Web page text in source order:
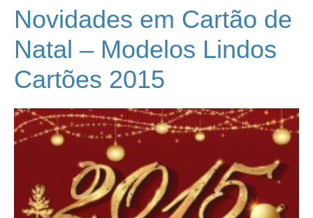
Novidades em Cartão de
Natal – Modelos Lindos
Cartões 2015